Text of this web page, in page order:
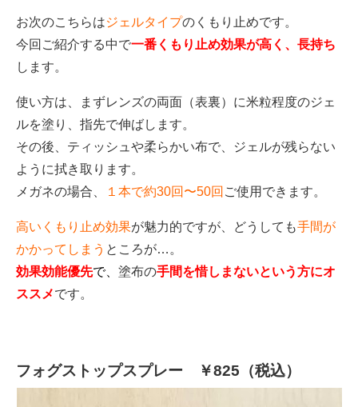
お次のこちらはジェルタイプのくもり止めです。
今回ご紹介する中で一番くもり止め効果が高く、長持ち
します。
使い方は、まずレンズの両面（表裏）に米粒程度のジェ
ルを塗り、指先で伸ばします。
その後、ティッシュや柔らかい布で、ジェルが残らない
ように拭き取ります。
メガネの場合、
１本で約30回〜50回 ご使用できます。
高いくもり止め効果が魅力的ですが、どうしても手間が
かかってしまう ところが…。
効果効能優先で、 塗布の手間を惜しまないという方にオ
ススメです。
フォグストップスプレー ￥825（税込）